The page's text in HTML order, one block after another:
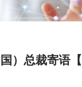
）总裁寄语